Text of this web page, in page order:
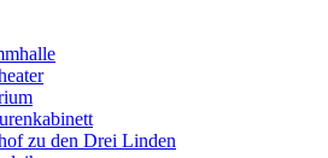
zu den Drei Linden